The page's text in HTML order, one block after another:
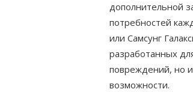
дополнительной
потребностей
или Самсунг
разработанных
повреждений, но
возможности.